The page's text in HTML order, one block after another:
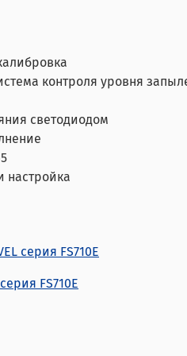
контроля уровня
светодиодом
настройка
серия FS710E
FS710E